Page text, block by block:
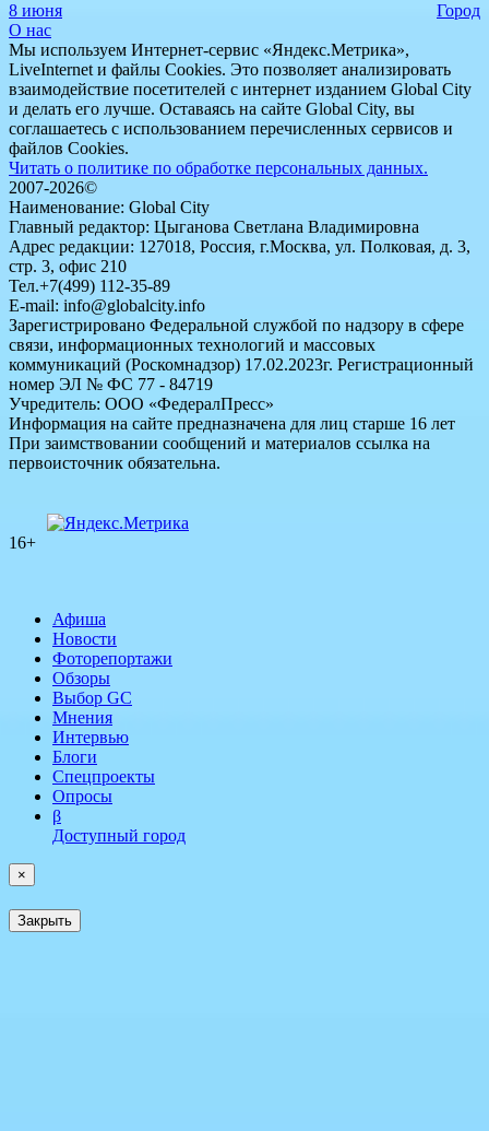
8 июня
Город
О нас
Мы используем Интернет-сервис «Яндекс.Метрика»,
LiveInternet и файлы Cookies. Это позволяет анализировать
взаимодействие посетителей с интернет изданием Global City
и делать его лучше. Оставаясь на сайте Global City, вы
соглашаетесь с использованием перечисленных сервисов и
файлов Cookies.
Читать о политике по обработке персональных данных.
2007-2026©
Наименование: Global City
Главный редактор: Цыганова Светлана Владимировна
Адрес редакции: 127018, Россия, г.Москва, ул. Полковая, д. 3,
стр. 3, офис 210
Тел.+7(499) 112-35-89
E-mail: info@globalcity.info
Зарегистрировано Федеральной службой по надзору в сфере
связи, информационных технологий и массовых
коммуникаций (Роскомнадзор) 17.02.2023г. Регистрационный
номер ЭЛ № ФС 77 - 84719
Учредитель: ООО «ФедералПресс»
Информация на сайте предназначена для лиц старше 16 лет
При заимствовании сообщений и материалов ссылка на
первоисточник обязательна.
16+
Афиша
Новости
Фоторепортажи
Обзоры
Выбор GC
Мнения
Интервью
Блоги
Спецпроекты
Опросы
β
Доступный город
×
Закрыть